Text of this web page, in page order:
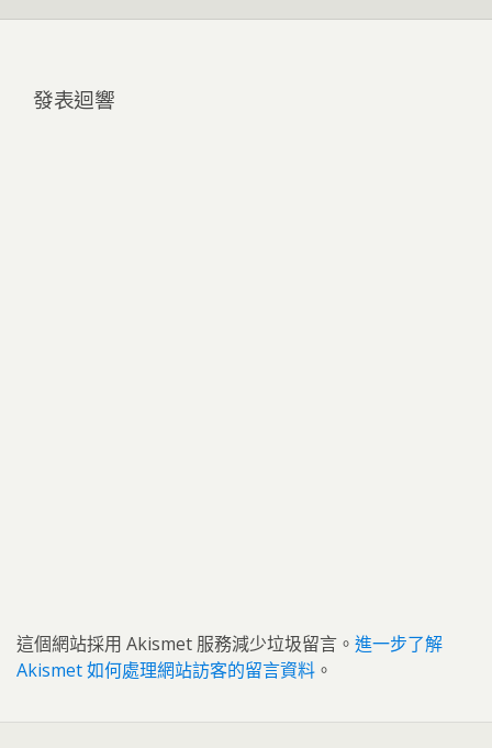
發表迴響
這個網站採用 Akismet 服務減少垃圾留言。 進一步了解
Akismet 如何處理網站訪客的留言資料 。